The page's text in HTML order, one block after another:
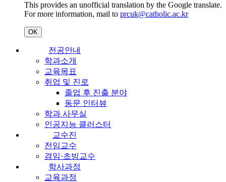
This provides an unofficial translation by the Google translate.
For more information, mail to prcuk@catholic.ac.kr
OK
전공안내
학과소개
교육목표
취업 및 진로
졸업 후 진출 분야
동문 인터뷰
학과 사무실
인공지능 클러스터
교수진
전임교수
겸임·초빙교수
학사과정
교육과정